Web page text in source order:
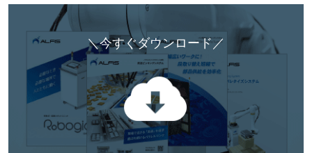
＼今すぐダウンロード／